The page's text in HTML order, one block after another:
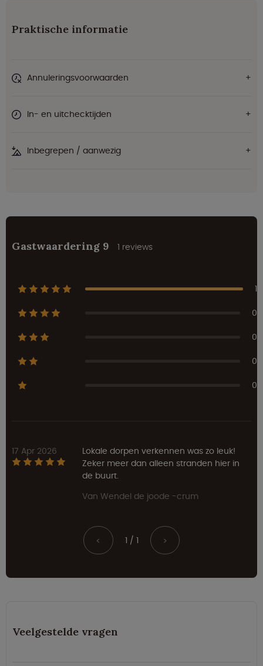
Praktische informatie
Annuleringsvoorwaarden
In- en uitchecktijden
Inbegrepen / aanwezig
Gastwaardering 9 1 reviews
1
0
0
0
0
17 Apr 2026
Lokale dorpen verkennen was zo leuk!
Zeker meer dan alleen stranden hier in
de buurt.
Van Wendel de joode -crum
< 1 / 1 >
Veelgestelde vragen